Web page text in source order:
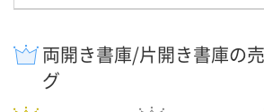
両開き書庫/片開き書庫の
グ